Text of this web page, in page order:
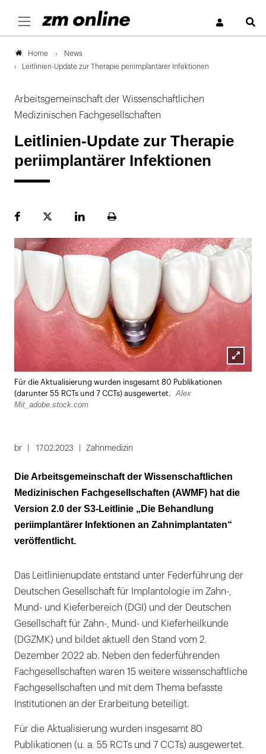
Home
News
Leitlinien-Update zur Therapie periimplantärer Infektionen
Arbeitsgemeinschaft der Wissenschaftlichen
Medizinischen Fachgesellschaften
Leitlinien-Update zur Therapie
periimplantärer Infektionen
FacebookPlattformLinekdInSeite
Lightbox
Für die Aktualisierung wurden insgesamt 80 Publikationen
(darunter 55 RCTs und 7 CCTs) ausgewertet.
Alex
Mit_adobe.stock.com
br 17.02.2023 Zahnmedizin
Die Arbeitsgemeinschaft der Wissenschaftlichen
Medizinischen Fachgesellschaften (AWMF) hat die
Version 2.0 der S3-Leitlinie „Die Behandlung
periimplantärer Infektionen an Zahnimplantaten“
veröffentlicht.
Das Leitlinienupdate entstand unter Federführung der
Deutschen Gesellschaft für Implantologie im Zahn-,
Mund- und Kieferbereich (DGI) und der Deutschen
Gesellschaft für Zahn-, Mund- und Kieferheilkunde
(DGZMK) und bildet aktuell den Stand vom 2.
Dezember 2022 ab. Neben den federführenden
Fachgesellschaften waren 15 weitere wissenschaftliche
Fachgesellschaften und mit dem Thema befasste
Institutionen an der Erarbeitung beteiligt.
Für die Aktualisierung wurden insgesamt 80
Publikationen (u. a. 55 RCTs und 7 CCTs) ausgewertet.